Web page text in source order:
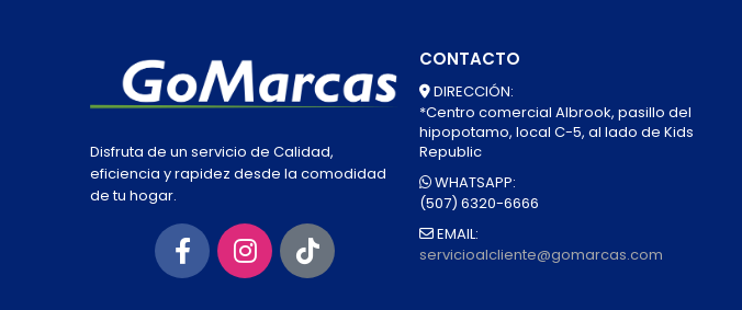
Disfruta de un servicio de Calidad,
eficiencia y rapidez desde la comodidad
de tu hogar.
CONTACTO
DIRECCIÓN:
*Centro comercial Albrook, pasillo del
hipopotamo, local C-5, al lado de Kids
Republic
WHATSAPP:
(507) 6320-6666
EMAIL:
servicioalcliente@gomarcas.com